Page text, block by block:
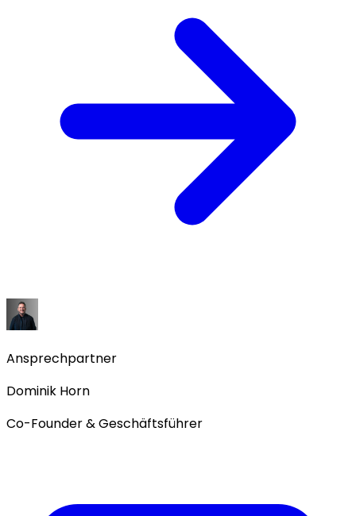
Ansprechpartner
Dominik Horn
Co-Founder & Geschäftsführer